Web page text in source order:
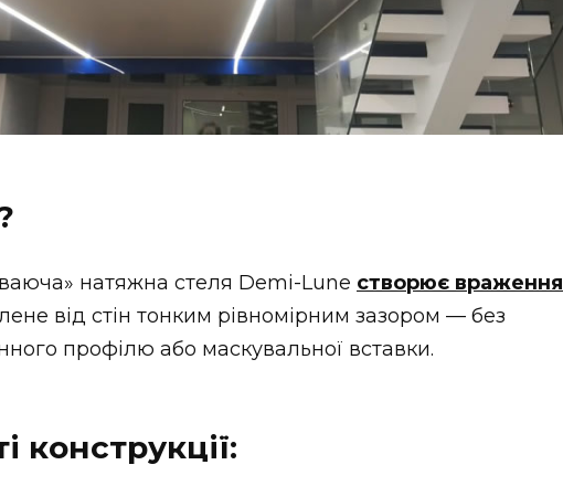
натяжна стеля Demi-Lune створює враження
від стін тонким рівномірним зазором — без
профілю або маскувальної вставки.
конструкції: